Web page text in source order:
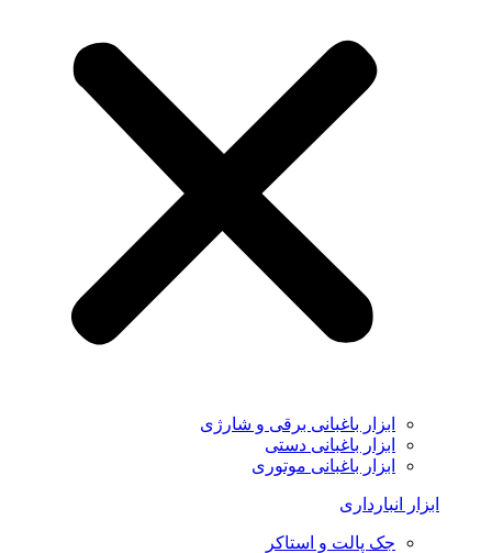
ابزار باغبانی برقی و شارژی
ابزار باغبانی دستی
ابزار باغبانی موتوری
ابزار انبارداری
جک پالت و استاکر